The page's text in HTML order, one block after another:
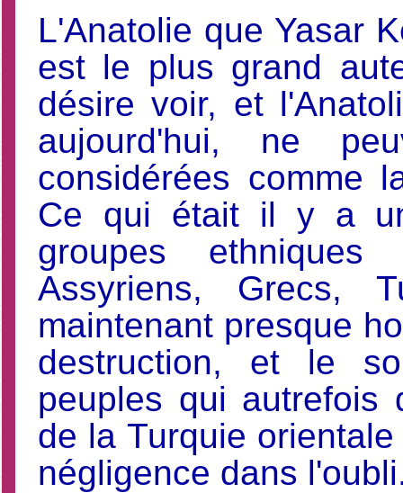
L'Anatolie que Yasar
est le plus grand
désire voir, et
aujourd'hui, ne
considérées comme
Ce qui était il y a
groupes ethniques
Assyriens, Grecs,
maintenant presque
destruction, et le
peuples qui autrefois
de la Turquie
négligence dans